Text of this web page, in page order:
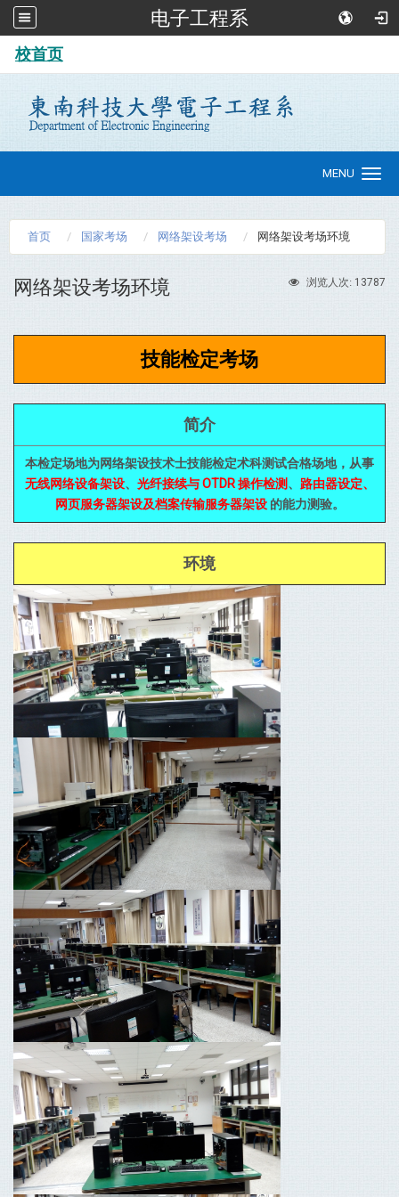
电子工程系
校首页
navigation
MENU
首页 国家考场 网络架设考场 网络架设考场环境
浏览人次: 13787
网络架设考场环境
技能检定考场
简介
本检定场地为网络架设技术士技能检定术科测试合格场地，从事
无线网络设备架设、 光纤接续与 OTDR 操作检测、 路由器设定、
网页服务器架设及档案传输服务器架设 的能力测验。
环境